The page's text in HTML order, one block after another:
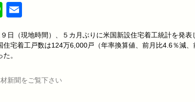
Line
日（現地時間）、５カ月ぶりに米国新設住宅着工統計を発表
住宅着工戸数は124万6,000戸（年率換算値、前月比4.6％減、
。
新聞をご覧下さい